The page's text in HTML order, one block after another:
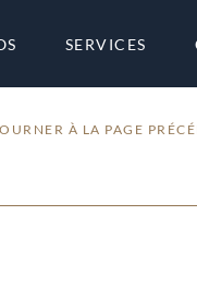
SERVICES
À LA PAGE